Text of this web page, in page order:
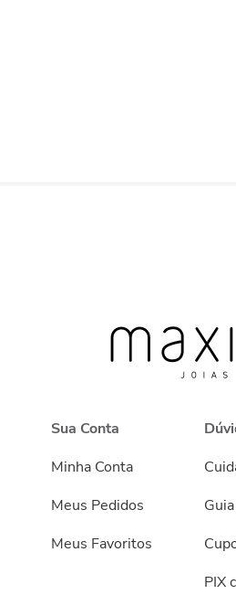
Sua Conta
Minha Conta
Meus Pedidos
Meus Favoritos
PIX